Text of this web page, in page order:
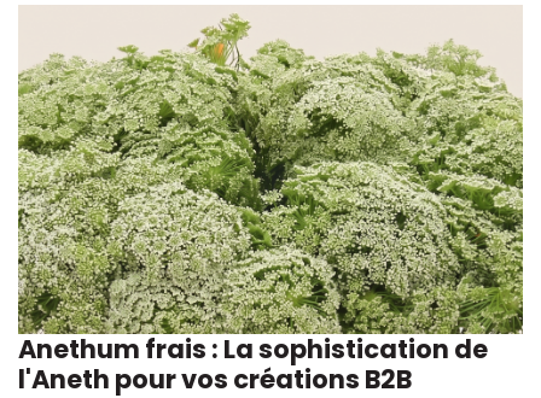
Anethum frais : La sophistication de
l'Aneth pour vos créations B2B